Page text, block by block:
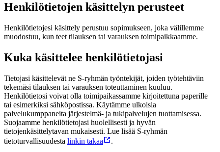
Henkilötietojen käsittelyn perusteet
Henkilötietojesi käsittely perustuu sopimukseen, joka välillemme
muodostuu, kun teet tilauksen tai varauksen toimipaikkaamme.
Kuka käsittelee henkilötietojasi
Tietojasi käsittelevät ne S-ryhmän työntekijät, joiden työtehtäviin
tekemäsi tilauksen tai varauksen toteuttaminen kuuluu.
Henkilötietosi voivat olla toimipaikassamme kirjoitettuna paperille
tai esimerkiksi sähköpostissa. Käytämme ulkoisia
palvelukumppaneita järjestelmä- ja tukipalvelujen tuottamisessa.
Suojaamme henkilötietojasi huolellisesti ja hyvän
tietojenkäsittelytavan mukaisesti. Lue lisää S-ryhmän
tietoturvallisuudesta linkin takaa .